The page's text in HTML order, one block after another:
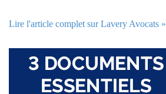
Lire l'article complet sur Lavery Avocats »